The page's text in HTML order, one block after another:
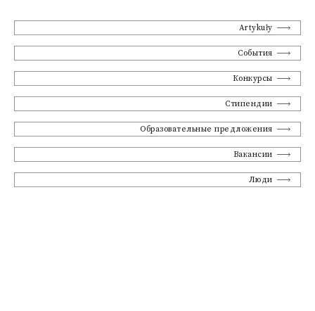
Artykuły
События
Конкурсы
Стипендии
Образовательные предложения
Вакансии
Люди